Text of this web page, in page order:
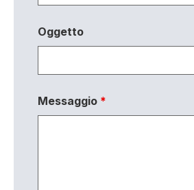
Oggetto
Messaggio *